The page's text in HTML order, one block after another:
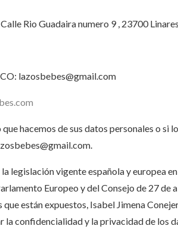
Rio Guadaira numero 9 , 23700
lazosbebes@gmail.com
hacemos de sus datos personales o si
.
legislación vigente española y europea
Europeo y del Consejo de 27 de
están expuestos, Isabel Jimena
confidencialidad y la privacidad de los